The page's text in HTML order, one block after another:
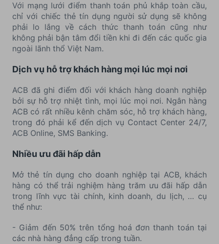
Với mạng lưới điểm thanh toán phủ khắp toàn cầu,
chỉ với chiếc thẻ tín dụng người sử dụng sẽ không
phải lo lắng về cách thức thanh toán cũng như
không phải bận tâm đổi tiền khi đi đến các quốc gia
ngoài lãnh thổ Việt Nam.
Dịch vụ hỗ trợ khách hàng mọi lúc mọi nơi
ACB đã ghi điểm đối với khách hàng doanh nghiệp
bởi sự hỗ trợ nhiệt tình, mọi lúc mọi nơi. Ngân hàng
ACB có rất nhiều kênh chăm sóc, hỗ trợ khách hàng,
trong đó phải kể đến dịch vụ Contact Center 24/7,
ACB Online, SMS Banking.
Nhiều ưu đãi hấp dẫn
Mở thẻ tín dụng cho doanh nghiệp tại ACB, khách
hàng có thể trải nghiệm hàng trăm ưu đãi hấp dẫn
trong lĩnh vực tài chính, kinh doanh, du lịch, … cụ
thể như:
- Giảm đến 50% trên tổng hoá đơn thanh toán tại
các nhà hàng đẳng cấp trong tuần.